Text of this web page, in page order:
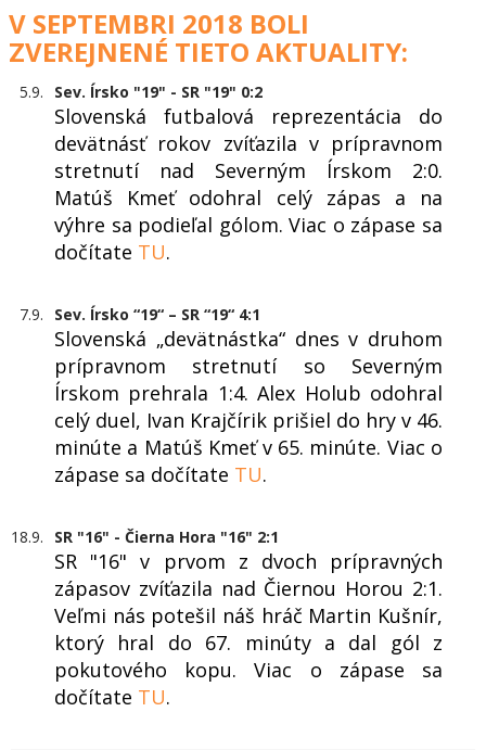
V SEPTEMBRI 2018 BOLI
ZVEREJNENÉ TIETO AKTUALITY:
5.9. Sev. Írsko "19" - SR "19" 0:2
Slovenská futbalová reprezentácia do
devätnásť rokov zvíťazila v prípravnom
stretnutí nad Severným Írskom 2:0.
Matúš Kmeť odohral celý zápas a na
výhre sa podieľal gólom. Viac o zápase sa
dočítate TU.
7.9. Sev. Írsko “19“ – SR “19“ 4:1
Slovenská „devätnástka“ dnes v druhom
prípravnom stretnutí so Severným
Írskom prehrala 1:4. Alex Holub odohral
celý duel, Ivan Krajčírik prišiel do hry v 46.
minúte a Matúš Kmeť v 65. minúte. Viac o
zápase sa dočítate TU.
18.9. SR "16" - Čierna Hora "16" 2:1
SR "16"️ v prvom z dvoch prípravných
zápasov zvíťazila nad Čiernou Horou️ 2:1.
Veľmi nás potešil náš hráč Martin Kušnír,
ktorý hral do 67. minúty a dal gól z
pokutového kopu. Viac o zápase sa
dočítate TU.